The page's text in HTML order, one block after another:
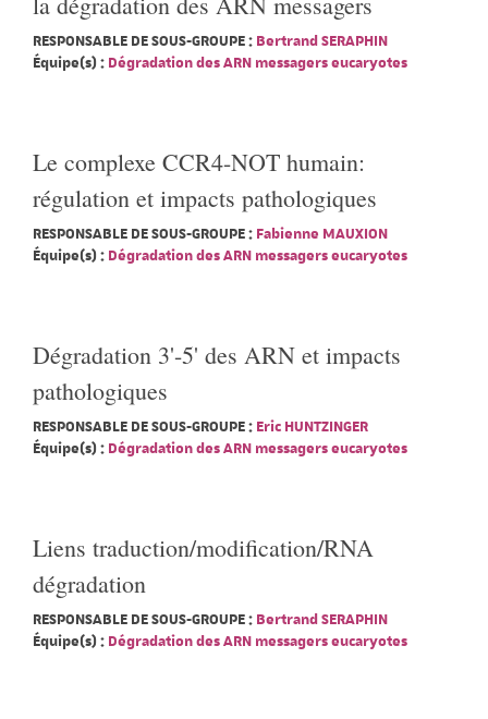
RESPONSABLE DE SOUS-GROUPE : Bertrand SERAPHIN
Équipe(s) : Dégradation des ARN messagers eucaryotes
Le complexe CCR4-NOT humain:
régulation et impacts pathologiques
RESPONSABLE DE SOUS-GROUPE : Fabienne MAUXION
Équipe(s) : Dégradation des ARN messagers eucaryotes
Dégradation 3'-5' des ARN et impacts
pathologiques
RESPONSABLE DE SOUS-GROUPE : Eric HUNTZINGER
Équipe(s) : Dégradation des ARN messagers eucaryotes
Liens traduction/modification/RNA
dégradation
RESPONSABLE DE SOUS-GROUPE : Bertrand SERAPHIN
Équipe(s) : Dégradation des ARN messagers eucaryotes